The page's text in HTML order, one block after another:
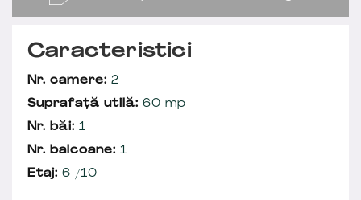
Caracteristici
Nr. camere: 2
Suprafață utilă: 60 mp
Nr. băi: 1
Nr. balcoane: 1
Etaj: 6 /10